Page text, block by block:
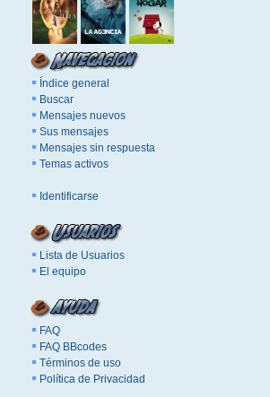
Índice general
Buscar
Mensajes nuevos
Sus mensajes
Mensajes sin respuesta
Temas activos
Identificarse
Lista de Usuarios
El equipo
FAQ
FAQ BBcodes
Términos de uso
Política de Privacidad